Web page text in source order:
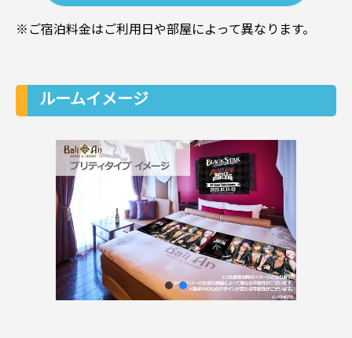
※ご宿泊料金はご利用日や部屋によって異なります。
ルームイメージ